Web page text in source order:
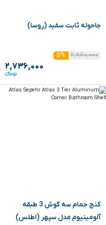
جاحوله ثابت سفید (روسا)
۲,۸۸۰,۰۰۰ ۵%
۲,۷۳۶,۰۰۰
‏کنج حمام سه گوش 3 طبقه
آلومینیوم مدل سپهر (اطلس)